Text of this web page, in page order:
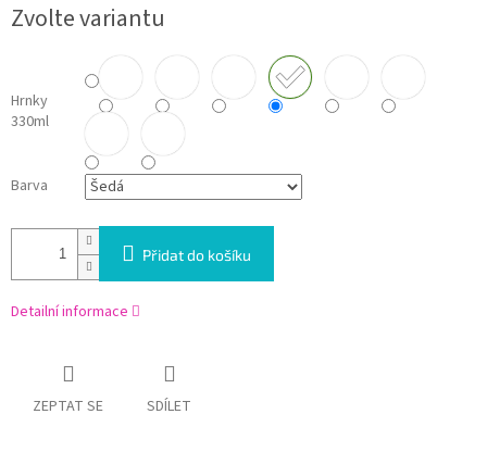
cena:
Zvolte variantu
Hrnky
330ml
Barva
Přidat do košíku
Detailní informace
ZEPTAT SE SDÍLET